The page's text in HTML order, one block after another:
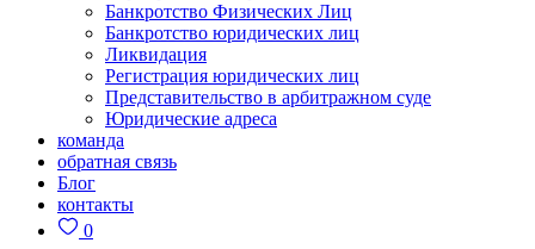
Банкротство Физических Лиц
Банкротство юридических лиц
Ликвидация
Регистрация юридических лиц
Представительство в арбитражном суде
Юридические адреса
команда
обратная связь
Блог
контакты
0